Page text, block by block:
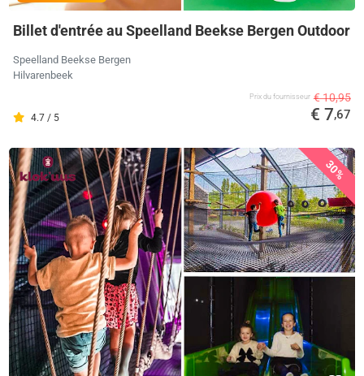
Billet d'entrée au Speelland Beekse Bergen Outdoor
Speelland Beekse Bergen
Hilvarenbeek
4.7 / 5
Prix ​​du fournisseur € 10,95
€ 7,67
30%